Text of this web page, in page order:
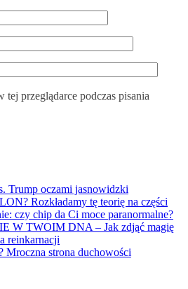
tej przeglądarce podczas pisania
Trump oczami jasnowidzki
Rozkładamy tę teorię na części
czy chip da Ci moce paranormalne?
W TWOIM DNA – Jak zdjąć magię
reinkarnacji
Mroczna strona duchowości